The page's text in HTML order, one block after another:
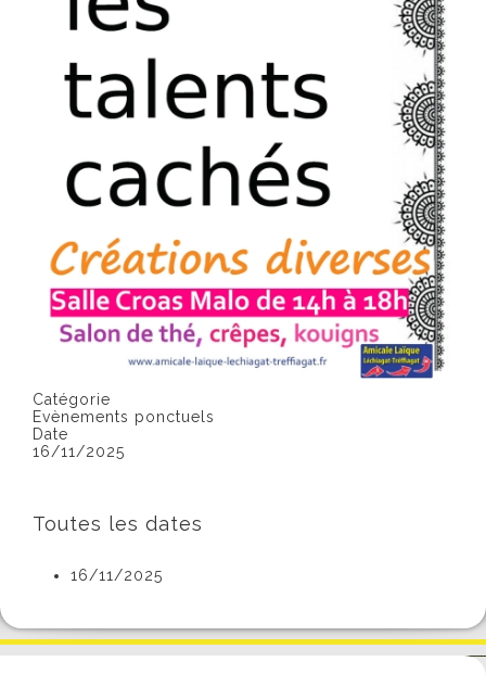
Catégorie
Evènements ponctuels
Date
16/11/2025
Toutes les dates
16/11/2025